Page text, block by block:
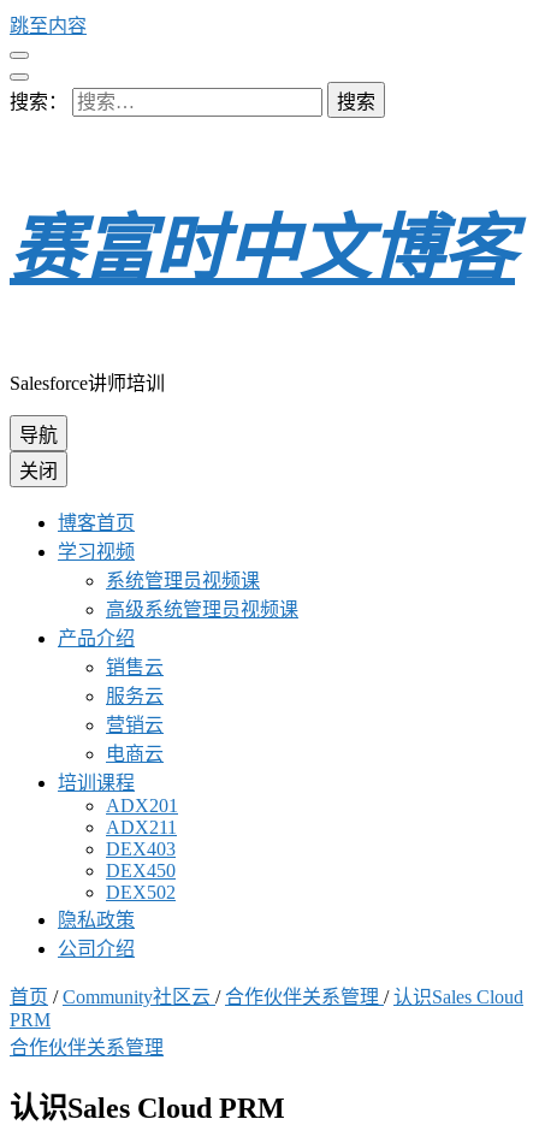
跳至内容
搜索：
赛富时中文博客
Salesforce讲师培训
导航
关闭
博客首页
学习视频
系统管理员视频课
高级系统管理员视频课
产品介绍
销售云
服务云
营销云
电商云
培训课程
ADX201
ADX211
DEX403
DEX450
DEX502
隐私政策
公司介绍
首页 / Community社区云 / 合作伙伴关系管理 / 认识Sales Cloud
PRM
合作伙伴关系管理
认识Sales Cloud PRM